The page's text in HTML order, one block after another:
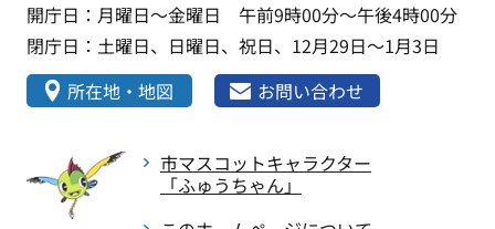
開庁日：月曜日～金曜日 午前9時00分～午後4時00分
閉庁日：土曜日、日曜日、祝日、12月29日～1月3日
所在地・地図
お問い合わせ
市マスコットキャラクター
「ふゅうちゃん」